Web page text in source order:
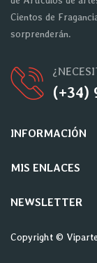
Cientos de
sorprenderán.
(+34)
INFORMACIÓN
MIS ENLACES
NEWSLETTER
Copyright ©